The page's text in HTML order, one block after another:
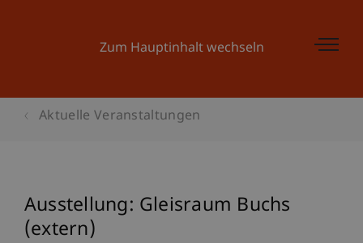
Zum Hauptinhalt wechseln
Aktuelle Veranstaltungen
Ausstellung: Gleisraum Buchs
(extern)